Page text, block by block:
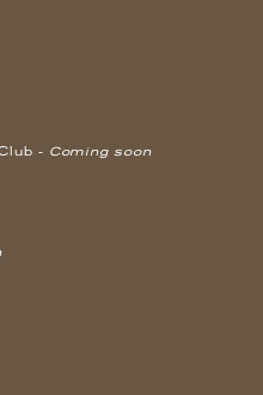
- Coming soon